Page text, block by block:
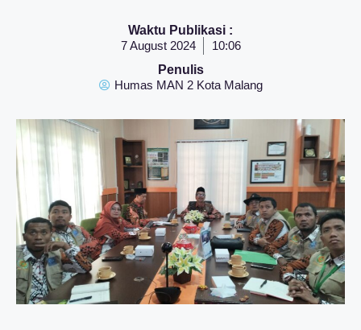
Waktu Publikasi :
7 August 2024
10:06
Penulis
Humas MAN 2 Kota Malang